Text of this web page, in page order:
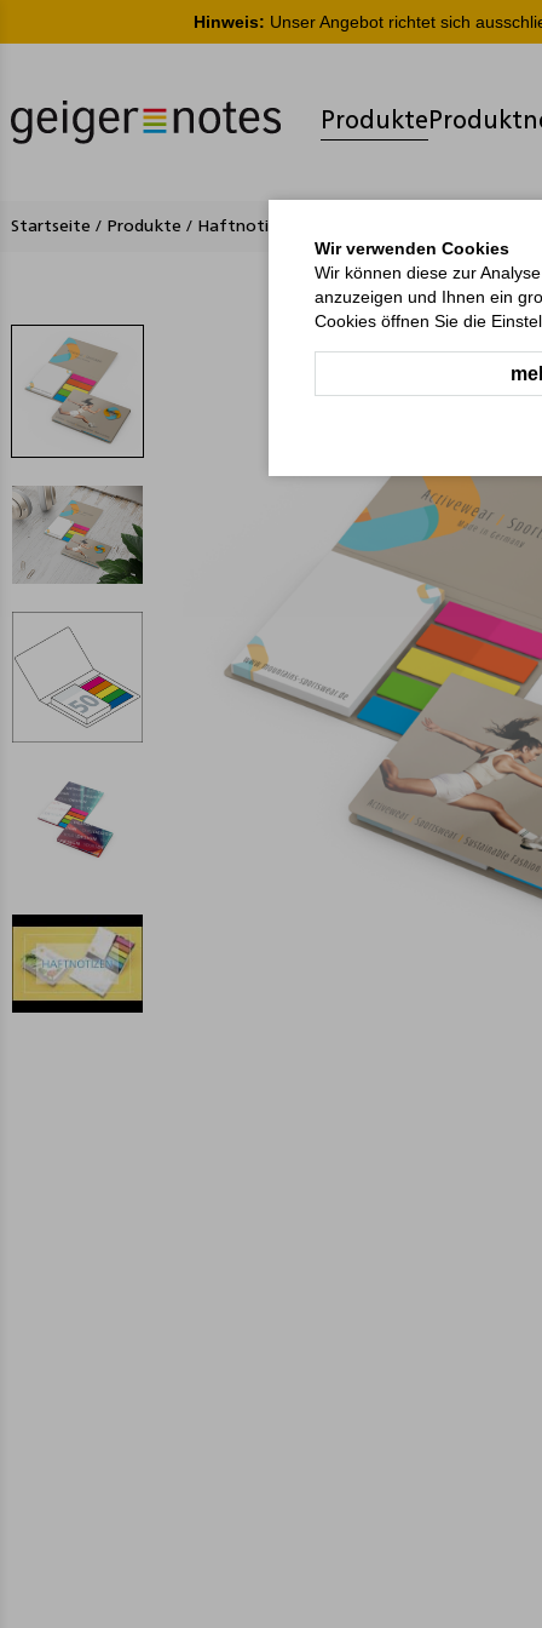
Hinweis: Unser Angebot richtet sich
Produkte
Startseite / Produkte / Haftnotizen
Wir verwenden Cookies
Wir können diese zur
anzuzeigen und Ihnen ein
Cookies öffnen Sie die